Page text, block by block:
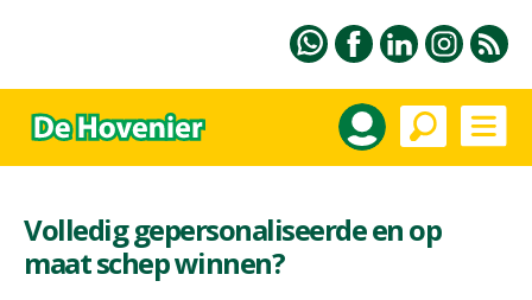
Volledig gepersonaliseerde en op
maat schep winnen?